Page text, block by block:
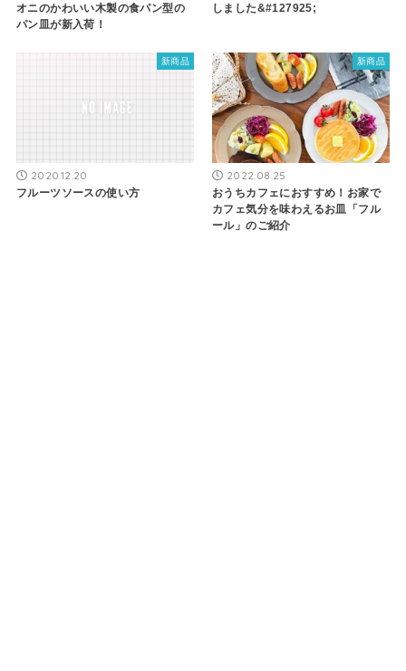
オニのかわいい木製の食パン型の
パン皿が新入荷！
しました&#127925;
新商品
2020.12.20
フルーツソースの使い方
新商品
2022.08.25
おうちカフェにおすすめ！お家で
カフェ気分を味わえるお皿「フル
ール」のご紹介